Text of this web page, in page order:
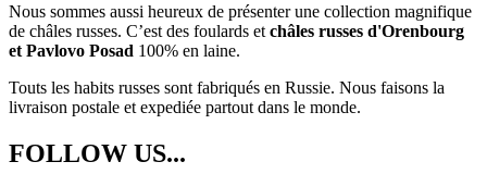
Nous sommes aussi heureux de présenter une collection magnifique
de châles russes. C’est des foulards et châles russes d'Orenbourg
et Pavlovo Posad 100% en laine.
Touts les habits russes sont fabriqués en Russie. Nous faisons la
livraison postale et expediée partout dans le monde.
FOLLOW US...